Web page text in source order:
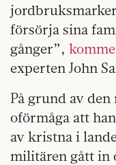
försörja sina
gånger”,
experten John
På grund av
oförmåga att
av kristna i
militären gått in